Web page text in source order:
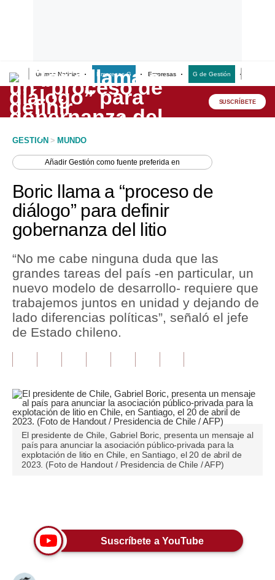
Últimas Noticias Empresas G Empresas G de Gestión
Lo último
Peru Quiosco
Economía
Mercados
Política
Tu Dinero
Finanzas Personales
Opinión
Editorial
Pregunta de hoy
Blogs
Viajes
SUSCRÍBETE
GESTION > MUNDO
AñadirGestión como fuente preferida en
Boric llama a “proceso de
diálogo” para definir
gobernanza del litio
“No me cabe ninguna duda que las
grandes tareas del país -en particular, un
nuevo modelo de desarrollo- requiere que
trabajemos juntos en unidad y dejando de
lado diferencias políticas”, señaló el jefe
de Estado chileno.
El presidente de Chile, Gabriel Boric, presenta un mensaje al
país para anunciar la asociación público-privada para la
explotación de litio en Chile, en Santiago, el 20 de abril de
2023. (Foto de Handout / Presidencia de Chile / AFP)
Suscríbete a YouTube